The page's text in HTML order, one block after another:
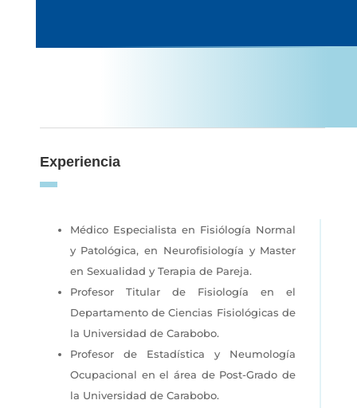
Experiencia
Médico Especialista en Fisiólogía Normal
y Patológica, en Neurofisiología y Master
en Sexualidad y Terapia de Pareja.
Profesor Titular de Fisiología en el
Departamento de Ciencias Fisiológicas de
la Universidad de Carabobo.
Profesor de Estadística y Neumología
Ocupacional en el área de Post-Grado de
la Universidad de Carabobo.